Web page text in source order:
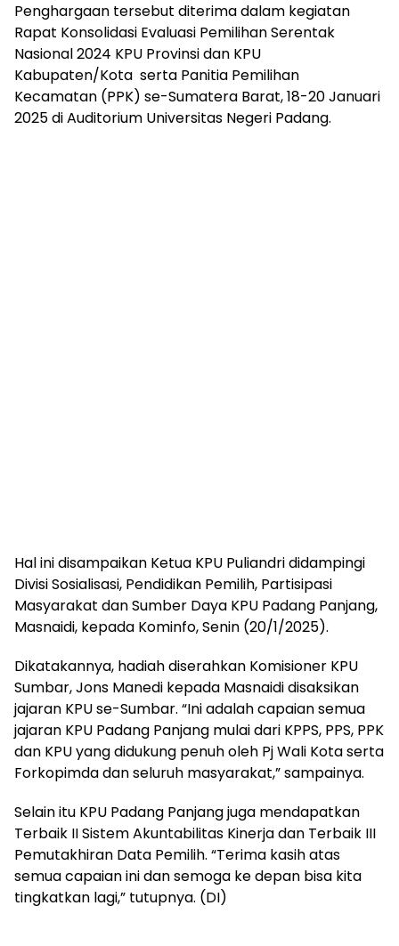
Penghargaan tersebut diterima dalam kegiatan
Rapat Konsolidasi Evaluasi Pemilihan Serentak
Nasional 2024 KPU Provinsi dan KPU
Kabupaten/Kota serta Panitia Pemilihan
Kecamatan (PPK) se-Sumatera Barat, 18-20 Januari
2025 di Auditorium Universitas Negeri Padang.
Hal ini disampaikan Ketua KPU Puliandri didampingi
Divisi Sosialisasi, Pendidikan Pemilih, Partisipasi
Masyarakat dan Sumber Daya KPU Padang Panjang,
Masnaidi, kepada Kominfo, Senin (20/1/2025).
Dikatakannya, hadiah diserahkan Komisioner KPU
Sumbar, Jons Manedi kepada Masnaidi disaksikan
jajaran KPU se-Sumbar. “Ini adalah capaian semua
jajaran KPU Padang Panjang mulai dari KPPS, PPS, PPK
dan KPU yang didukung penuh oleh Pj Wali Kota serta
Forkopimda dan seluruh masyarakat,” sampainya.
Selain itu KPU Padang Panjang juga mendapatkan
Terbaik II Sistem Akuntabilitas Kinerja dan Terbaik III
Pemutakhiran Data Pemilih. “Terima kasih atas
semua capaian ini dan semoga ke depan bisa kita
tingkatkan lagi,” tutupnya. (DI)